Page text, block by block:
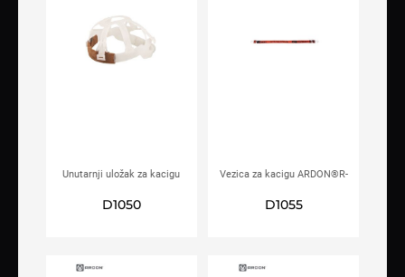
Unutarnji uložak za kacigu
D1050
Vezica za kacigu ARDON®R-
D1055